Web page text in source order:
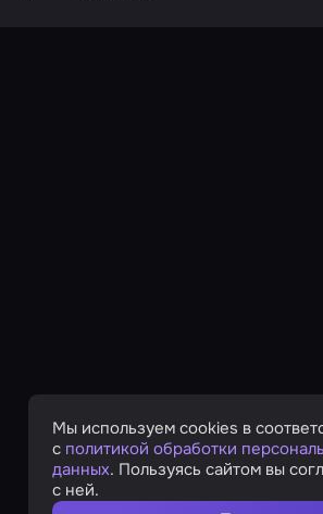
Мы используем cookies в
с политикой обработки
данных. Пользуясь сайтом вы
с ней.